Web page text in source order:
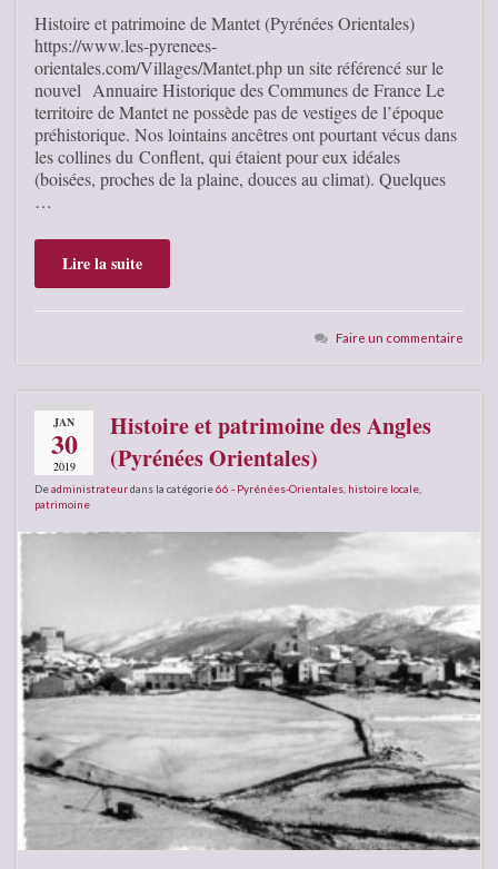
Histoire et patrimoine de Mantet (Pyrénées Orientales)
https://www.les-pyrenees-
orientales.com/Villages/Mantet.php un site référencé sur le
nouvel Annuaire Historique des Communes de France Le
territoire de Mantet ne possède pas de vestiges de l’époque
préhistorique. Nos lointains ancêtres ont pourtant vécus dans
les collines du Conflent, qui étaient pour eux idéales
(boisées, proches de la plaine, douces au climat). Quelques
…
Lire la suite
Faire un commentaire
JAN
30
2019
Histoire et patrimoine des Angles
(Pyrénées Orientales)
Deadministrateurdans la catégorie66 - Pyrénées-Orientales histoire locale
patrimoine